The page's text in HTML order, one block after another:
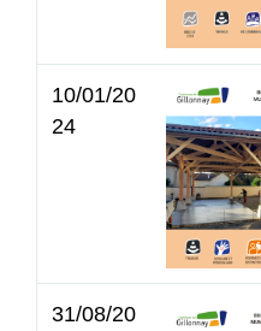
10/01/20
24
31/08/20